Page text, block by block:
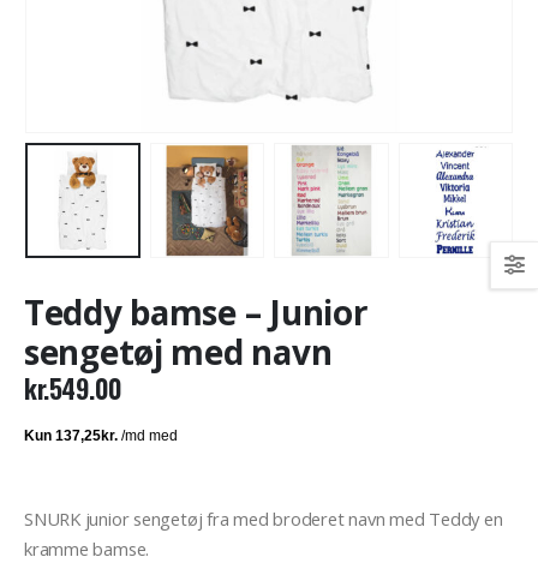
Teddy bamse – Junior
sengetøj med navn
kr.549.00
SNURK junior sengetøj fra med broderet navn med Teddy en
kramme bamse.